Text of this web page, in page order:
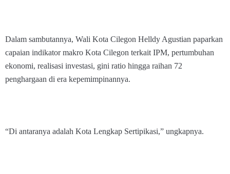
Dalam sambutannya, Wali Kota Cilegon Helldy Agustian paparkan
capaian indikator makro Kota Cilegon terkait IPM, pertumbuhan
ekonomi, realisasi investasi, gini ratio hingga raihan 72
penghargaan di era kepemimpinannya.
“Di antaranya adalah Kota Lengkap Sertipikasi,” ungkapnya.